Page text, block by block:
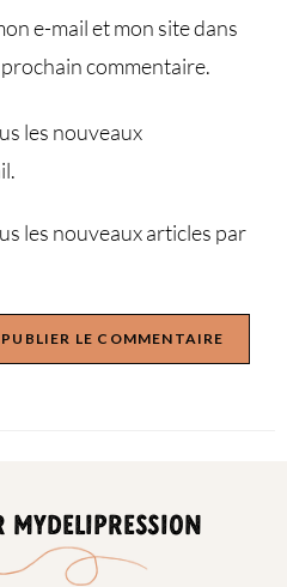
e-mail et mon site dans
commentaire.
les nouveaux
les nouveaux articles par
MYDELIPRESSION